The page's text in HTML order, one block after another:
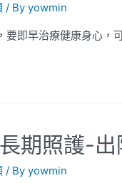
/ By yowmin
要即早治療健康身心
期照護-出
/ By yowmin